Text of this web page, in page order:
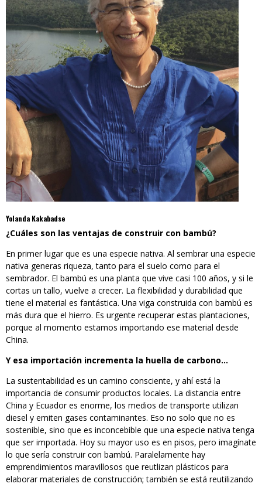
Yolanda Kakabadse
¿Cuáles son las ventajas de construir con bambú?
En primer lugar que es una especie nativa. Al sembrar una especie
nativa generas riqueza, tanto para el suelo como para el
sembrador. El bambú es una planta que vive casi 100 años, y si le
cortas un tallo, vuelve a crecer. La flexibilidad y durabilidad que
tiene el material es fantástica. Una viga construida con bambú es
más dura que el hierro. Es urgente recuperar estas plantaciones,
porque al momento estamos importando ese material desde
China.
Y esa importación incrementa la huella de carbono…
La sustentabilidad es un camino consciente, y ahí está la
importancia de consumir productos locales. La distancia entre
China y Ecuador es enorme, los medios de transporte utilizan
diesel y emiten gases contaminantes. Eso no solo que no es
sostenible, sino que es inconcebible que una especie nativa tenga
que ser importada. Hoy su mayor uso es en pisos, pero imagínate
lo que sería construir con bambú. Paralelamente hay
emprendimientos maravillosos que reutlizan plásticos para
elaborar materiales de construcción; también se está reutilizando